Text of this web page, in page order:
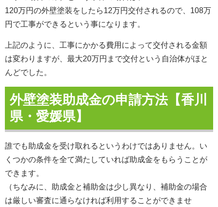
120万円の外壁塗装をしたら12万円交付されるので、108万
円で工事ができるという事になります。
上記のように、工事にかかる費用によって交付される金額
は変わりますが、最大20万円まで交付という自治体がほと
んどでした。
外壁塗装助成金の申請方法【香川
県・愛媛県】
誰でも助成金を受け取れるというわけではありません。い
くつかの条件を全て満たしていれば助成金をもらうことが
できます。
（ちなみに、助成金と補助金は少し異なり、補助金の場合
は厳しい審査に通らなければ利用することができませ